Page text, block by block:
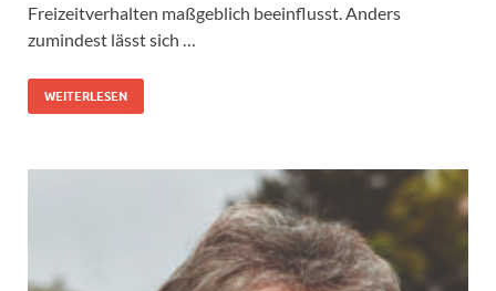
Freizeitverhalten maßgeblich beeinflusst. Anders
zumindest lässt sich …
WEITERLESEN